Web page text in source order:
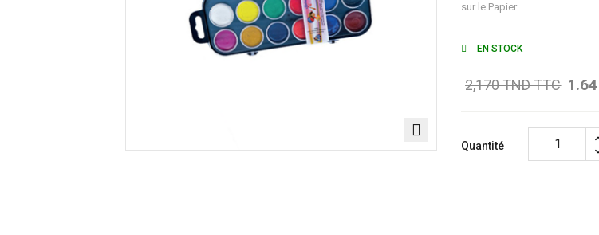
sur le Papier.
EN STOCK
2,170 TND TTC
Quantité